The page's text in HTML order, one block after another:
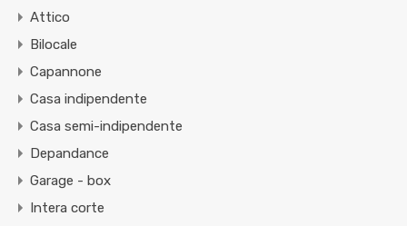
Attico
Bilocale
Capannone
Casa indipendente
Casa semi-indipendente
Depandance
Garage - box
Intera corte